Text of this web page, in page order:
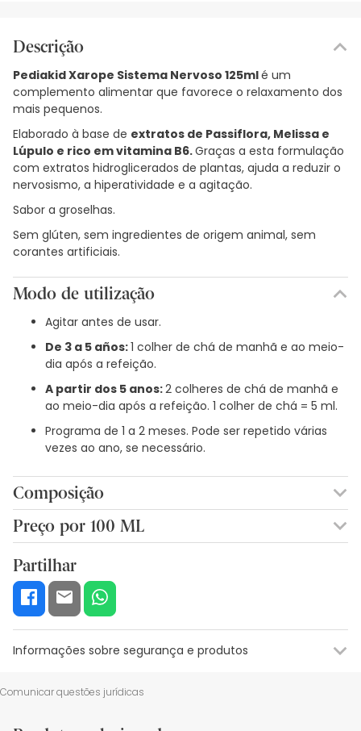
Descrição
Pediakid Xarope Sistema Nervoso 125mlé um
complemento alimentar que favorece o relaxamento dos
mais pequenos.
Elaborado à base de extratos de Passiflora, Melissa e
Lúpulo e rico em vitamina B6.Graças a esta formulação
com extratos hidroglicerados de plantas, ajuda a reduzir o
nervosismo, a hiperatividade e a agitação.
Sabor a groselhas.
Sem glúten, sem ingredientes de origem animal, sem
corantes artificiais.
Modo de utilização
Agitar antes de usar.
De 3 a 5 años:1 colher de chá de manhã e ao meio-
dia após a refeição.
A partir dos 5 anos:2 colheres de chá de manhã e
ao meio-dia após a refeição. 1 colher de chá = 5 ml.
Programa de 1 a 2 meses. Pode ser repetido várias
vezes ao ano, se necessário.
Composição
NÉCTAR DE AGAVE, FIBRAS DE ACÁCIA, EXTRACTOS DE
PLANTAS HIDROGLICERINA, MARACUJÁ, ERVA-CIDREIRA, ERVA-
GLUCONATO DE MAGNÉSIO, DIFOSFATO DE SÓDIO,
CONCENTRADO NATURAL DE GROSELHA NEGRA.
Preço por 100 ML
Partilhar
Informações sobre segurança e produtos
Informações sobre o rótulo
Comunicar questões jurídicas